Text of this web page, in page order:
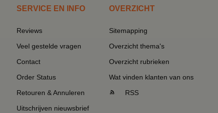
SERVICE EN INFO
Reviews
Veel gestelde vragen
Contact
Order Status
Retouren & Annuleren
Uitschrijven nieuwsbrief
OVERZICHT
Sitemapping
Overzicht thema's
Overzicht rubrieken
Wat vinden klanten van ons
RSS